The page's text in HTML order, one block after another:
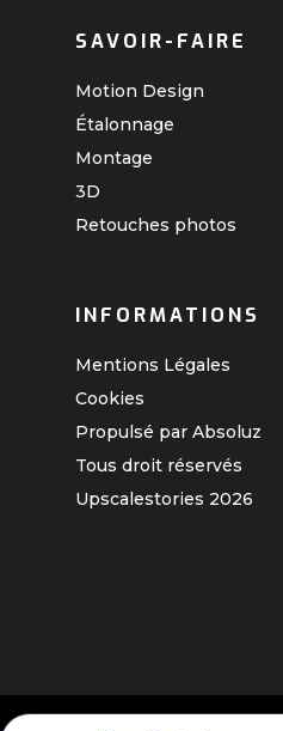
SAVOIR-FAIRE
Motion Design
Étalonnage
Montage
3D
Retouches photos
INFORMATIONS
Mentions Légales
Cookies
Propulsé par Absoluz
Tous droit réservés
Upscalestories 2026